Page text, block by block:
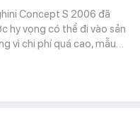
Concept S 2006 đã
hy vọng có thể đi vào sản
vì chi phí quá cao, mẫu…